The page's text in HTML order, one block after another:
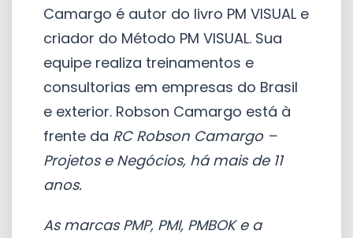
Camargo é autor do livro PM VISUAL e
criador do Método PM VISUAL. Sua
equipe realiza treinamentos e
consultorias em empresas do Brasil
e exterior. Robson Camargo está à
frente da RC Robson Camargo –
Projetos e Negócios, há mais de 11
anos.
As marcas PMP, PMI, PMBOK e a